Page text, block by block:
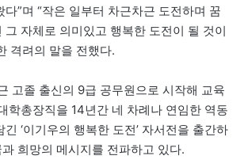
”며 “작은 일부터 차근차근 도전하며 꿈
그 자체로 의미있고 행복한 도전이 될 것이
격려의 말을 전했다.
고졸 출신의 9급 공무원으로 시작해 교육
학총장직을 14년간 네 차례나 연임한 역동
‘이기우의 행복한 도전’ 자서전을 출간하
희망의 메시지를 전파하고 있다.